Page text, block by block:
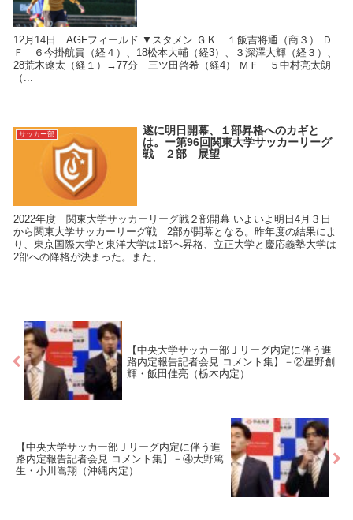
12月14日 AGFフィールド ▼スタメン ＧＫ １飯吉将通（商３） Ｄ
Ｆ ６今掛航貴（経４）、18松本大輔（経3）、３深澤大輝（経３）、
28荒木遼太（経１）→77分 三ツ田啓希（経4） ＭＦ ５中村亮太朗
（...
サッカー部
遂に明日開幕、１部昇格へのカギと
は。ー第96回関東大学サッカーリーグ
戦 ２部 展望
2022年度 関東大学サッカーリーグ戦２部開幕 いよいよ明日4月３日
から関東大学サッカーリーグ戦 2部が開幕となる。昨年度の結果によ
り、東京国際大学と東洋大学は1部へ昇格、立正大学と慶応義塾大学は
2部への降格が決まった。また、...
【中央大学サッカー部Ｊリーグ内定に伴う進
路内定報告記者会見 コメント集】－②星野創
輝・飯田佳亮（栃木内定）
【中央大学サッカー部Ｊリーグ内定に伴う進
路内定報告記者会見 コメント集】－④大野篤
生・小川嵩翔（沖縄内定）